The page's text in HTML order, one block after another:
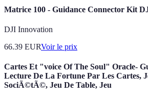
Matrice 100 - Guidance Connector Kit
DJI Innovation
66.39 EURVoir le prix
Cartes Et "voice Of The Soul" Oracle-
Lecture De La Fortune Par Les Cartes,
SociÃ©tÃ©, Jeu De Table, Jeu